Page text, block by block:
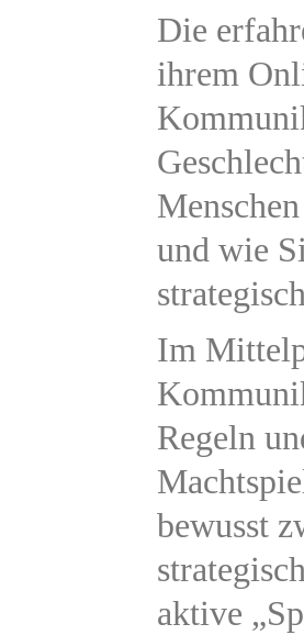
Die
ihrem
und wie
Im
Regeln
bewusst
aktive